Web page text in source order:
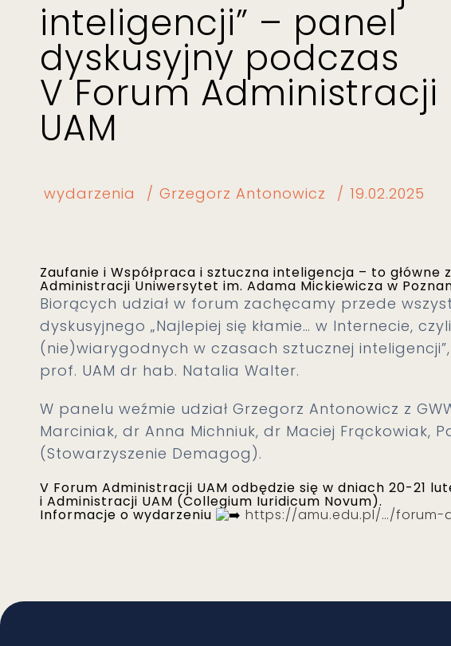
inteligencji” – panel
dyskusyjny podczas
V Forum Administracji
UAM
wydarzenia Grzegorz Antonowicz 19.02.2025
Zaufanie i Współpraca i sztuczna inteligencja – to główne
Administracji Uniwersytet im. Adama Mickiewicza w
Biorących udział w forum zachęcamy przede
dyskusyjnego „Najlepiej się kłamie… w Internecie,
(nie)wiarygodnych w czasach sztucznej
prof. UAM dr hab. Natalia Walter.
W panelu weźmie udział Grzegorz Antonowicz z
Marciniak, dr Anna Michniuk, dr Maciej Frąckowiak,
(Stowarzyszenie Demagog).
V Forum Administracji UAM odbędzie się w dniach 20-21
i Administracji UAM (Collegium Iuridicum Novum).
Informacje o wydarzeniu https://amu.edu.pl/…/